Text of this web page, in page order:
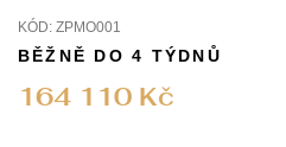
KÓD: ZPMO001
164 110 Kč
BĚŽNĚ DO 4 TÝDNŮ